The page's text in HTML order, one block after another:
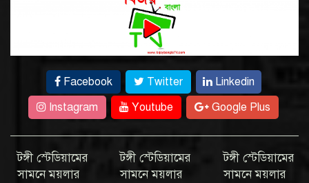
Facebook Twitter
Linkedin
Instagram
Youtube Google Plus
টঙ্গী স্টেডিয়ামের
সামনে ময়লার
টঙ্গী স্টেডিয়ামের
সামনে ময়লার
টঙ্গী স্টেডিয়ামের
সামনে ময়লার